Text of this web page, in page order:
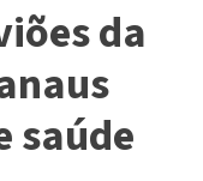
da
saúde